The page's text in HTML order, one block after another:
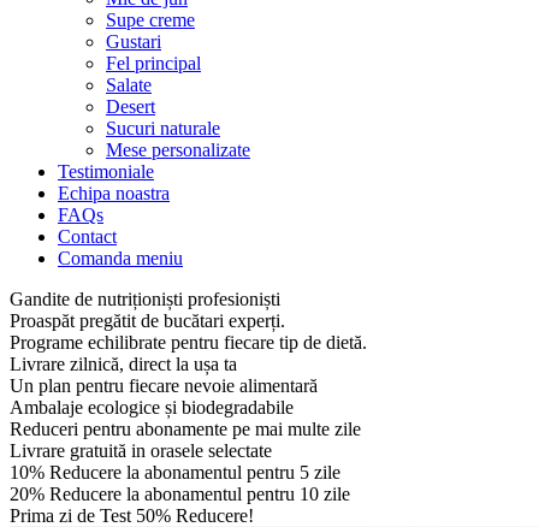
Supe creme
Gustari
Fel principal
Salate
Desert
Sucuri naturale
Mese personalizate
Testimoniale
Echipa noastra
FAQs
Contact
Comanda meniu
Gandite de nutriționiști profesioniști
Proaspăt pregătit de bucătari experți.
Programe echilibrate pentru fiecare tip de dietă.
Livrare zilnică, direct la ușa ta
Un plan pentru fiecare nevoie alimentară
Ambalaje ecologice și biodegradabile
Reduceri pentru abonamente pe mai multe zile
Livrare gratuită in orasele selectate
10% Reducere la abonamentul pentru 5 zile
20% Reducere la abonamentul pentru 10 zile
Prima zi de Test 50% Reducere!